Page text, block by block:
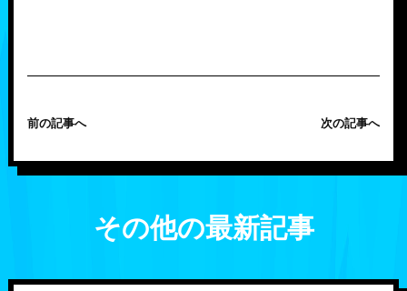
前の記事へ 次の記事へ
その他の最新記事